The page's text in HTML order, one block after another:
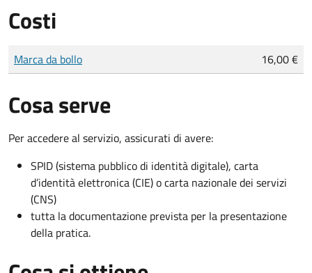
Costi
Tipo di pagamento
Importo
Marca da bollo 16,00 €
Cosa serve
Per accedere al servizio, assicurati di avere:
SPID (sistema pubblico di identità digitale), carta
d’identità elettronica (CIE) o carta nazionale dei servizi
(CNS)
tutta la documentazione prevista per la presentazione
della pratica.